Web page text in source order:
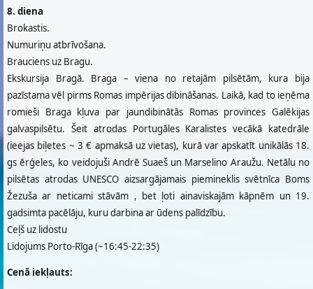
8. diena
Brokastis.
Numuriņu atbrīvošana.
Brauciens uz Bragu.
Ekskursija Bragā. Braga – viena no retajām pilsētām, kura bija
pazīstama vēl pirms Romas impērijas dibināšanas. Laikā, kad to ieņēma
romieši Braga kļuva par jaundibinātās Romas provinces Galēkijas
galvaspilsētu. Šeit atrodas Portugāles Karalistes vecākā katedrāle
(ieejas biļetes ~ 3 € apmaksā uz vietas), kurā var apskatīt unikālās 18.
gs ērģeles, ko veidojuši Andrē Suaeš un Marselino Araužu. Netālu no
pilsētas atrodas UNESCO aizsargājamais piemineklis svētnīca Boms
Žezuša ar neticami stāvām , bet ļoti ainaviskajām kāpnēm un 19.
gadsimta pacēlāju, kuru darbina ar ūdens palīdzību.
Ceļš uz lidostu
Lidojums Porto-Rīga (~16:45-22:35)
Cenā iekļauts: